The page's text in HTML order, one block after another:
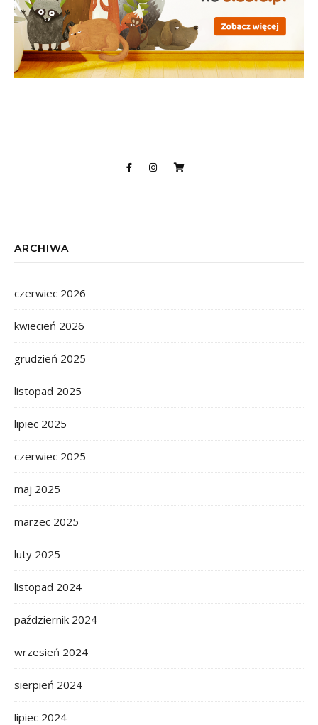
ARCHIWA
czerwiec 2026
kwiecień 2026
grudzień 2025
listopad 2025
lipiec 2025
czerwiec 2025
maj 2025
marzec 2025
luty 2025
listopad 2024
październik 2024
wrzesień 2024
sierpień 2024
lipiec 2024